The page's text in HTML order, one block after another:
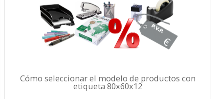
Cómo seleccionar el modelo de productos con
etiqueta 80x60x12